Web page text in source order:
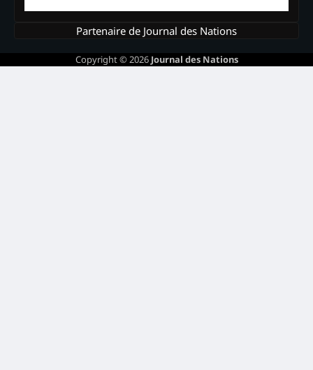
Partenaire de Journal des Nations
Copyright © 2026 Journal des Nations